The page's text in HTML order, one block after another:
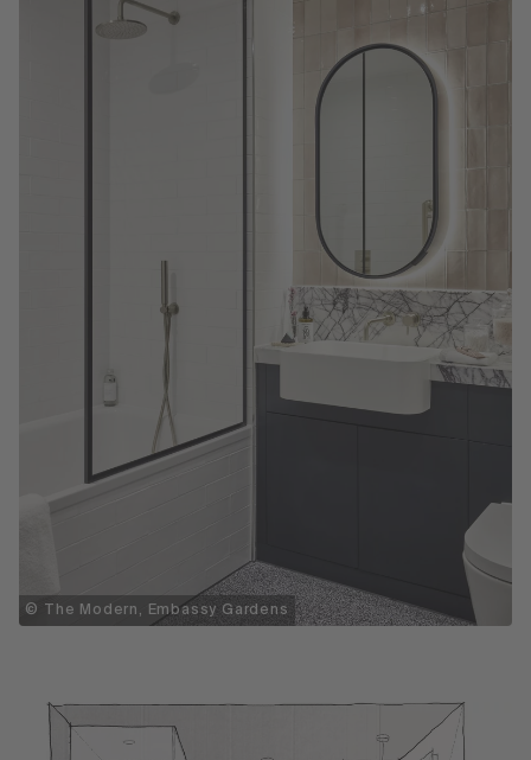
© The Modern, Embassy Gardens